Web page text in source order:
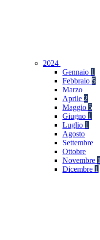
2024
Gennaio 1
Febbraio 5
Marzo
Aprile 2
Maggio 5
Giugno 1
Luglio 1
Agosto
Settembre
Ottobre
Novembre 1
Dicembre 1